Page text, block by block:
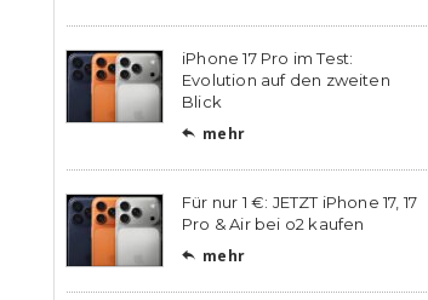
iPhone 17 Pro im Test:
Evolution auf den zweiten
Blick
 mehr
Für nur 1 €: JETZT iPhone 17, 17
Pro & Air bei o2 kaufen
 mehr